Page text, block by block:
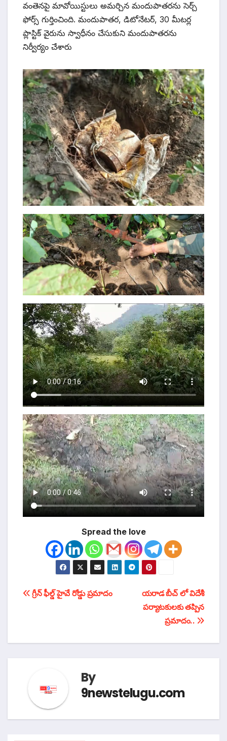
వంతెనపై మావోయిస్టులు అమర్చిన మందుపాతరను సెర్చ్
ఫోర్స్ గుర్తించింది. మందుపాతర, డిటోనేటర్, 30 మీటర్ల
ప్లాస్టిక్ వైరును స్వాధీనం చేసుకుని మందుపాతరను
నిర్వీర్యం చేశారు
Spread the love
టపా
యరాడ బీచ్ లో విదేశీ
పర్యాటకులకు తప్పిన
ప్రమాదం..
గ్రీన్ ఫీల్డ్ హైవే రోడ్డు ప్రమాదం
By
9newstelugu.com